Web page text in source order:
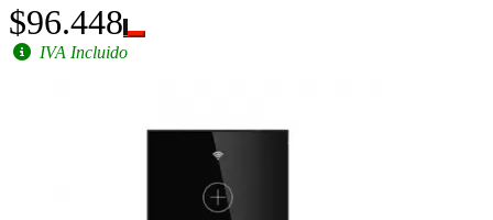
$96.448
IVA Incluido